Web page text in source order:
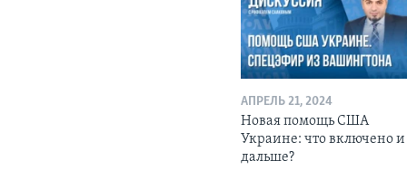
АПРЕЛЬ 21, 2024
Новая помощь США
Украине: что включено и
дальше?